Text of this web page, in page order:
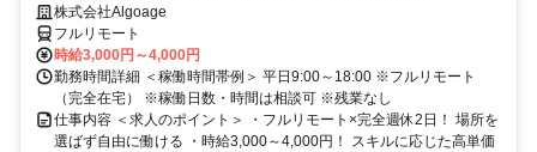
株式会社Algoage
フルリモート
時給3,000円～4,000円
勤務時間詳細 ＜稼働時間帯例＞ 平日9:00～18:00 ※フルリモート
（完全在宅） ※稼働日数・時間は相談可 ※残業なし
仕事内容 ＜求人のポイント＞ ・フルリモート×完全週休2日！ 場所を
選ばず自由に働ける ・時給3,000～4,000円！ スキルに応じた高単価